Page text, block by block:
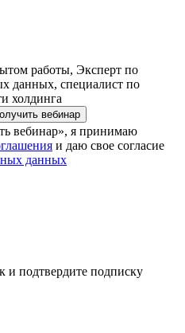
работы, Эксперт по
данных, специалист по
холдинга
вебинар
вебинар», я принимаю
и даю свое согласие
данных
и подтвердите подписку